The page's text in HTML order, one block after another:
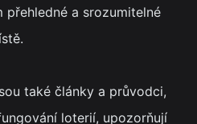
přehledné a srozumitelné
také články a průvodci,
loterií, upozorňují